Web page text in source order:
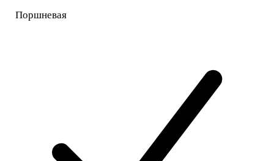
Поршневая